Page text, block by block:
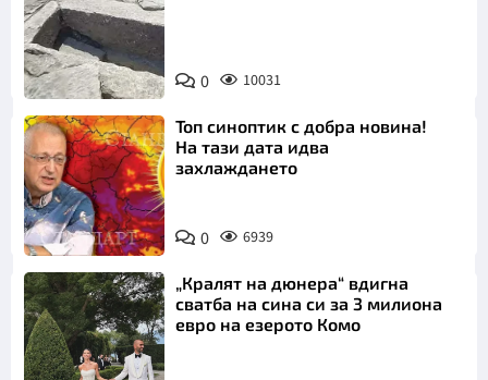
Снимка:
Bulgaria ON
AIR
0 10031
Топ синоптик с добра новина!
На тази дата идва
захлаждането
0 6939
„Кралят на дюнера“ вдигна
сватба на сина си за 3 милиона
евро на езерото Комо